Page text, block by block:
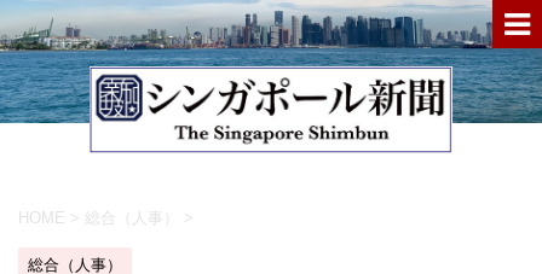
HOME > 総合（人事） >
総合（人事）